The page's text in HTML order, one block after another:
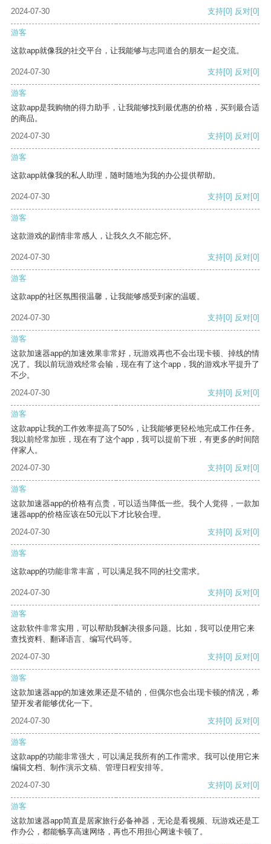
2024-07-30 支持[0] 反对[0]
游客
这款app就像我的社交平台，让我能够与志同道合的朋友一起交流。
2024-07-30 支持[0] 反对[0]
游客
这款app是我购物的得力助手，让我能够找到最优惠的价格，买到最合适
的商品。
2024-07-30
支持[0] 反对[0]
游客
这款app就像我的私人助理，随时随地为我的办公提供帮助。
2024-07-30 支持[0] 反对[0]
游客
这款游戏的剧情非常感人，让我久久不能忘怀。
2024-07-30 支持[0] 反对[0]
游客
这款app的社区氛围很温馨，让我能够感受到家的温暖。
2024-07-30 支持[0] 反对[0]
游客
这款加速器app的加速效果非常好，玩游戏再也不会出现卡顿、掉线的情
况了。我以前玩游戏经常会输，现在有了这个app，我的游戏水平提升了
不少。
2024-07-30
支持[0] 反对[0]
游客
这款app让我的工作效率提高了50%，让我能够更轻松地完成工作任务。
我以前经常加班，现在有了这个app，我可以提前下班，有更多的时间陪
伴家人。
2024-07-30
支持[0] 反对[0]
游客
这款加速器app的价格有点贵，可以适当降低一些。我个人觉得，一款加
速器app的价格应该在50元以下才比较合理。
2024-07-30
支持[0] 反对[0]
游客
这款app的功能非常丰富，可以满足我不同的社交需求。
2024-07-30 支持[0] 反对[0]
游客
这款软件非常实用，可以帮助我解决很多问题。比如，我可以使用它来
查找资料、翻译语言、编写代码等。
2024-07-30
支持[0] 反对[0]
游客
这款加速器app的加速效果还是不错的，但偶尔也会出现卡顿的情况，希
望开发者能够优化一下。
2024-07-30
支持[0] 反对[0]
游客
这款app的功能非常强大，可以满足我所有的工作需求。我可以使用它来
编辑文档、制作演示文稿、管理日程安排等。
2024-07-30
支持[0] 反对[0]
游客
这款加速器app简直是居家旅行必备神器，无论是看视频、玩游戏还是工
作办公，都能畅享高速网络，再也不用担心网速卡顿了。